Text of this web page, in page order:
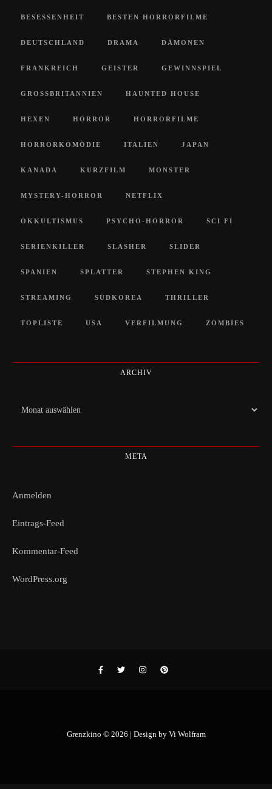
BESESSENHEIT BESTEN HORRORFILME
DEUTSCHLAND DRAMA DÄMONEN
FRANKREICH GEISTER GEWINNSPIEL
GROSSBRITANNIEN HAUNTED HOUSE
HEXEN HORROR HORRORFILME
HORRORKOMÖDIE ITALIEN JAPAN
KANADA KURZFILM MONSTER
MYSTERY-HORROR NETFLIX
OKKULTISMUS PSYCHO-HORROR SCI FI
SERIENKILLER SLASHER SLIDER
SPANIEN SPLATTER STEPHEN KING
STREAMING SÜDKOREA THRILLER
TOPLISTE USA VERFILMUNG ZOMBIES
ARCHIV
Archiv
META
Anmelden
Eintrags-Feed
Kommentar-Feed
WordPress.org
Grenzkino © 2026 | Design by Vi Wolfram